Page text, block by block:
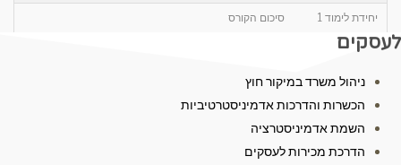
יחידת לימוד 1 סיכום הקורס
לעסקים
ניהול משרד במיקור חוץ
הכשרות והדרכות אדמיניסטרטיביות
השמת אדמיניסטרציה
הדרכת מכירות לעסקים